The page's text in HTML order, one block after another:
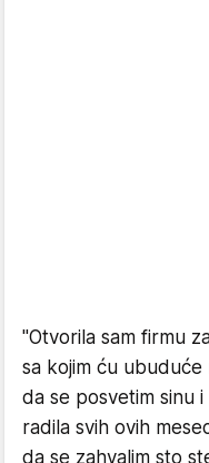
"Otvorila sam firmu
sa kojim ću ubuduće
da se posvetim sinu
radila svih ovih
da se zahvalim sto